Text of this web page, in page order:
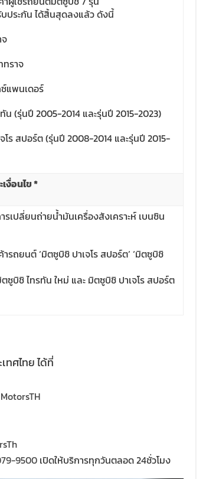
บประกัน ได้สิ้นสุดลงแล้ว ดังนี้
ราจ
แพนเดอร์
น (รุ่นปี 2005-2014 และรุ่นปี 2015-2023)
ร สปอร์ต (รุ่นปี 2008-2014 และรุ่นปี 2015-
เงื่อนไข*
ปลี่ยนถ่ายน้ำมันเครื่องสังเคราะห์ เบนซิน
ยนต์ ‘มิตซูบิชิ ปาเจโร สปอร์ต’ ‘มิตซูบิชิ
ซูบิชิ ไทรทัน ใหม่ และ มิตซูบิชิ ปาเจโร สปอร์ต
ทศไทย ได้ที่
9500 เปิดให้บริการทุกวันตลอด 24ชั่วโมง